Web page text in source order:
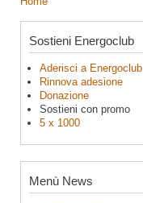
Sostieni Energoclub
Aderisci a Energoclub
Rinnova adesione
Donazione
Sostieni con promo
5 x 1000
Menù News